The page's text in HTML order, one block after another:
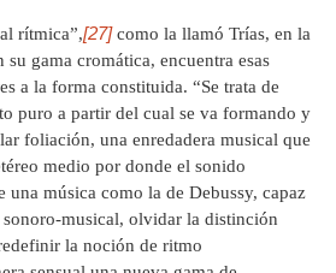
rítmica”,[27]como la llamó Trías, en la
gama cromática, encuentra esas
a la forma constituida. “Se trata de
puro a partir del cual se va formando y
foliación, una enredadera musical que
medio por donde el sonido
una música como la de Debussy, capaz
musical, olvidar la distinción
la noción de ritmo